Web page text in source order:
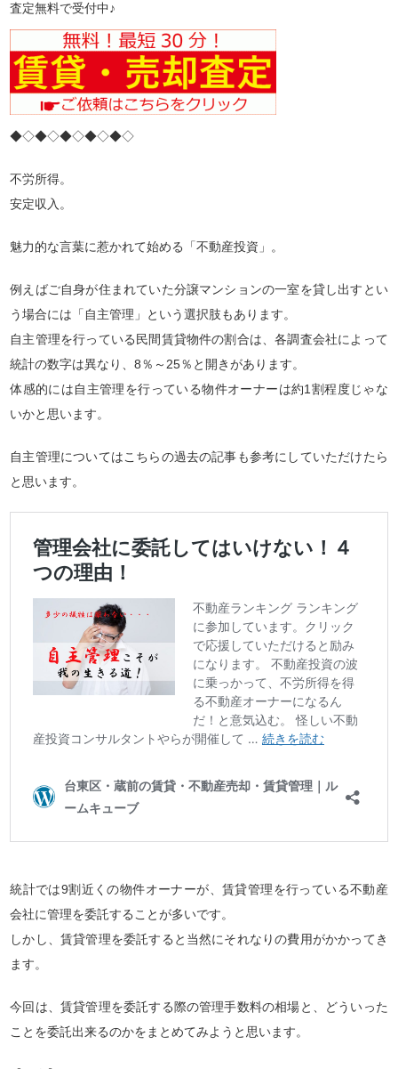
査定無料で受付中♪
◆◇◆◇◆◇◆◇◆◇
不労所得。
安定収入。
魅力的な言葉に惹かれて始める「不動産投資」。
例えばご自身が住まれていた分譲マンションの一室を貸し出すとい
う場合には「自主管理」という選択肢もあります。
自主管理を行っている民間賃貸物件の割合は、各調査会社によって
統計の数字は異なり、8％～25％と開きがあります。
体感的には自主管理を行っている物件オーナーは約1割程度じゃな
いかと思います。
自主管理についてはこちらの過去の記事も参考にしていただけたら
と思います。
統計では9割近くの物件オーナーが、賃貸管理を行っている不動産
会社に管理を委託することが多いです。
しかし、賃貸管理を委託すると当然にそれなりの費用がかかってき
ます。
今回は、賃貸管理を委託する際の管理手数料の相場と、どういった
ことを委託出来るのかをまとめてみようと思います。